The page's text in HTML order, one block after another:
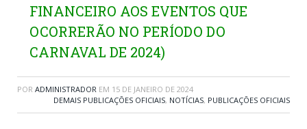
FINANCEIRO AOS EVENTOS QUE
OCORRERÃO NO PERÍODO DO
CARNAVAL DE 2024)
POR ADMINISTRADOR EM 15 DE JANEIRO DE 2024
DEMAIS PUBLICAÇÕES OFICIAIS, NOTÍCIAS, PUBLICAÇÕES OFICIAIS